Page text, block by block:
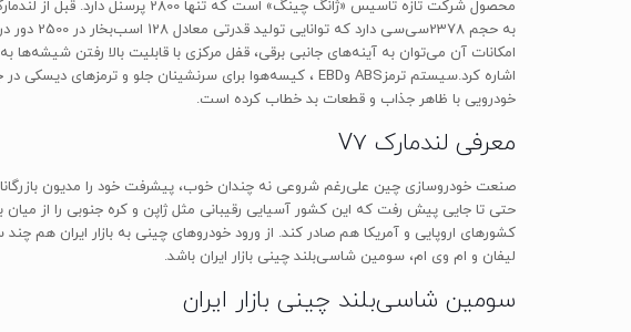
امکانات آن می‌توان به آینه‌های جانبی برقی، قفل مرکزی با قابلیت بالا رفتن
خودرویی با ظاهر جذاب و قطعات بد خطاب کرده است.
معرفی لندمارک V7
صنعت خودروسازی چین علی‌رغم شروعی نه چندان خوب، پیشرفت خود را مدیون
حتی تا جایی پیش رفت که این کشور آسیایی رقیبانی مثل ژاپن و کره جنوبی را از
لیفان و ام وی ام، سومین شاسی‌بلند چینی بازار ایران باشد.
سومین شاسی‌بلند چینی بازار ایران